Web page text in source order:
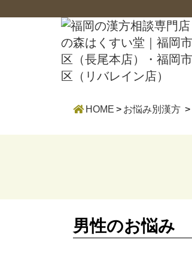
HOME > お悩み別漢方 >
男性のお悩み